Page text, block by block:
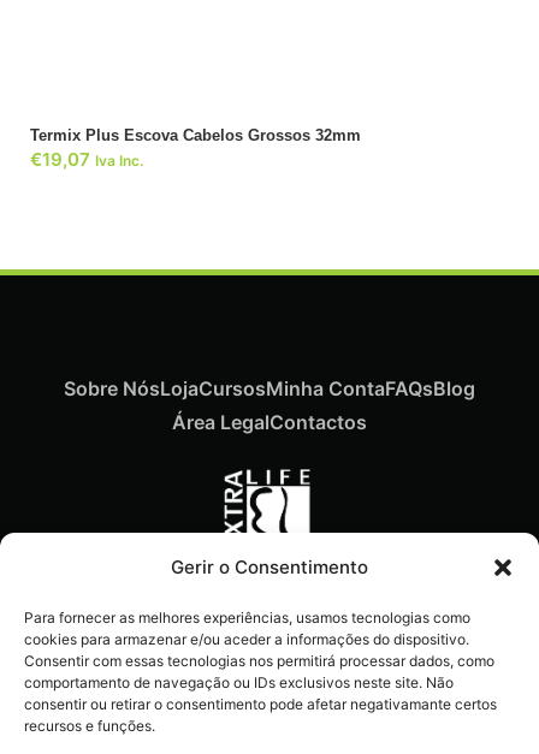
Gerir o Consentimento
Para fornecer as melhores experiências, usamos tecnologias como
cookies para armazenar e/ou aceder a informações do dispositivo.
Consentir com essas tecnologias nos permitirá processar dados, como
comportamento de navegação ou IDs exclusivos neste site. Não
consentir ou retirar o consentimento pode afetar negativamante certos
recursos e funções.
Termix Plus Escova Cabelos Grossos 32mm
€19,07 Iva Inc.
novidades e dicas
imperdíveis diretamente no
teu e-mail.
Sobre NósLojaCursosMinha ContaFAQsBlog
Área LegalContactos